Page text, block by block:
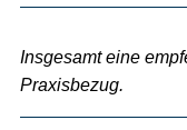
Insgesamt eine
Praxisbezug.